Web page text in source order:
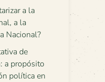
a la
a la
Nacional?
de
a propósito
política en